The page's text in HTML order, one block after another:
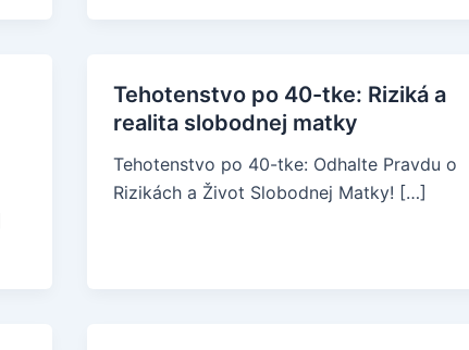
Tehotenstvo po 40-tke: Riziká a
realita slobodnej matky
Tehotenstvo po 40-tke: Odhalte Pravdu o
Rizikách a Život Slobodnej Matky! […]